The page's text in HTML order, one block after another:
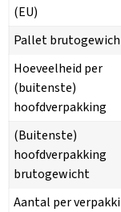
(EU)
Pallet
Hoeveelheid per
(buitenste)
hoofdverpakking
(Buitenste)
hoofdverpakking
brutogewicht
Aantal per